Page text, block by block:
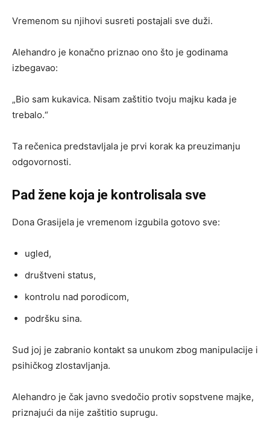
Vremenom su njihovi susreti postajali sve duži.
Alehandro je konačno priznao ono što je godinama
izbegavao:
„Bio sam kukavica. Nisam zaštitio tvoju majku kada je
trebalo.“
Ta rečenica predstavljala je prvi korak ka preuzimanju
odgovornosti.
Pad žene koja je kontrolisala sve
Dona Grasijela je vremenom izgubila gotovo sve:
ugled,
društveni status,
kontrolu nad porodicom,
podršku sina.
Sud joj je zabranio kontakt sa unukom zbog manipulacije i
psihičkog zlostavljanja.
Alehandro je čak javno svedočio protiv sopstvene majke,
priznajući da nije zaštitio suprugu.